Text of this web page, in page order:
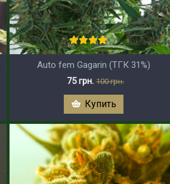
Auto fem Gagarin (ТГК 31%)
75 грн. 100 грн.
Купить